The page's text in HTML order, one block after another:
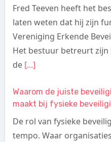
Fred Teeven heeft het
laten weten dat hij zijn
Vereniging Erkende
Het bestuur betreurt
de [...]
Waarom de juiste
maakt bij fysieke
De rol van fysieke
tempo. Waar